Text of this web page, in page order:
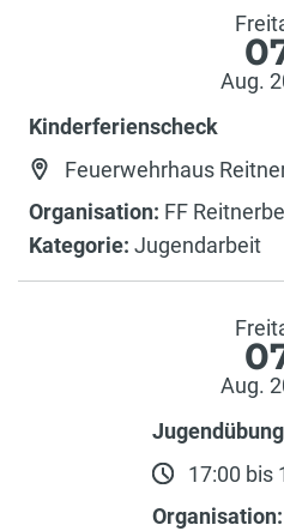
Aug.
Kinderferienscheck
Feuerwehrhaus
Organisation: FF
Kategorie: Jugendarbeit
Aug.
Jugendübung
17:00 bis
Organisation: